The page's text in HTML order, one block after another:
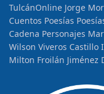
TulcánOnline Jorge
Cuentos Poesías
Cadena Personajes
Wilson Viveros Castillo
Milton Froilán Jiménez